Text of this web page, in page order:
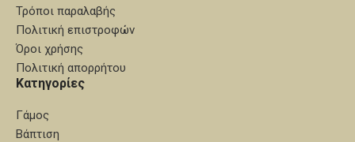
Τρόποι παραλαβής
Πολιτική επιστροφών
Όροι χρήσης
Πολιτική απορρήτου
Κατηγορίες
Γάμος
Βάπτιση